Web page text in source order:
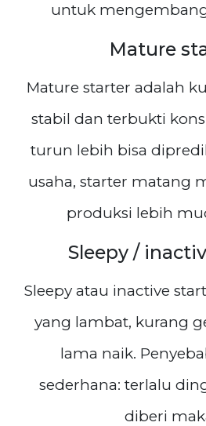
untuk
Mature
Mature starter adalah
stabil dan terbukti
turun lebih bisa
usaha, starter matang
produksi lebih
Sleepy /
Sleepy atau inactive
yang lambat, kurang
lama naik.
sederhana: terlalu
diberi